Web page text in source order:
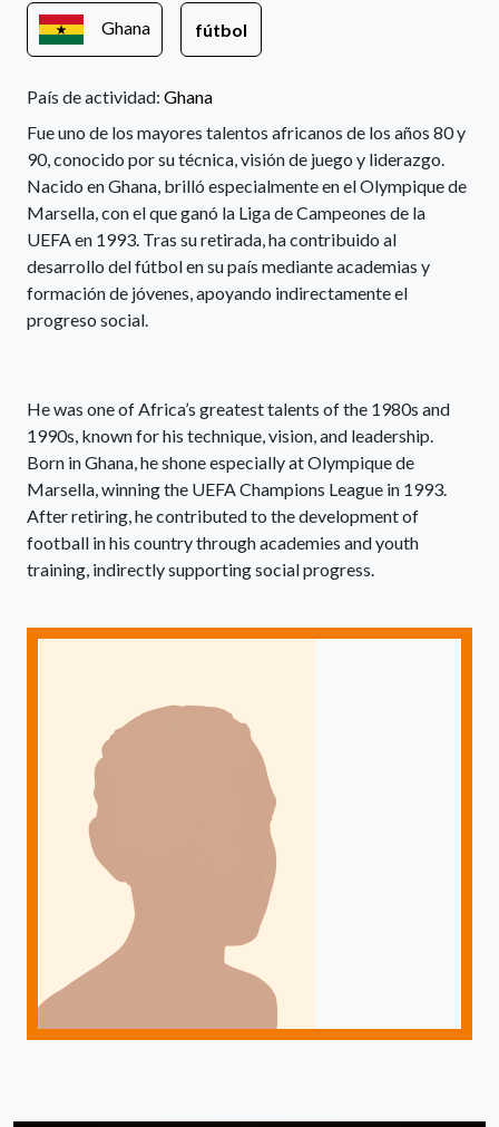
Ghana fútbol
País de actividad: Ghana
Fue uno de los mayores talentos africanos de los años 80 y
90, conocido por su técnica, visión de juego y liderazgo.
Nacido en Ghana, brilló especialmente en el Olympique de
Marsella, con el que ganó la Liga de Campeones de la
UEFA en 1993. Tras su retirada, ha contribuido al
desarrollo del fútbol en su país mediante academias y
formación de jóvenes, apoyando indirectamente el
progreso social.
He was one of Africa’s greatest talents of the 1980s and
1990s, known for his technique, vision, and leadership.
Born in Ghana, he shone especially at Olympique de
Marsella, winning the UEFA Champions League in 1993.
After retiring, he contributed to the development of
football in his country through academies and youth
training, indirectly supporting social progress.